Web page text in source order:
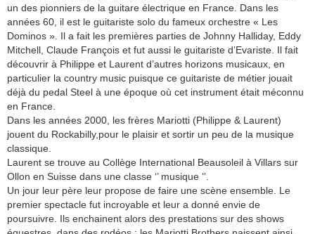
un des pionniers de la guitare électrique en France. Dans les
années 60, il est le guitariste solo du fameux orchestre « Les
Dominos ». Il a fait les premières parties de Johnny Halliday, Eddy
Mitchell, Claude François et fut aussi le guitariste d’Evariste. Il fait
découvrir à Philippe et Laurent d’autres horizons musicaux, en
particulier la country music puisque ce guitariste de métier jouait
déjà du pedal Steel à une époque où cet instrument était méconnu
en France.
Dans les années 2000, les frères Mariotti (Philippe & Laurent)
jouent du Rockabilly,pour le plaisir et sortir un peu de la musique
classique.
Laurent se trouve au Collège International Beausoleil à Villars sur
Ollon en Suisse dans une classe ‘’ musique ‘’.
Un jour leur père leur propose de faire une scène ensemble. Le
premier spectacle fut incroyable et leur a donné envie de
poursuivre. Ils enchainent alors des prestations sur des shows